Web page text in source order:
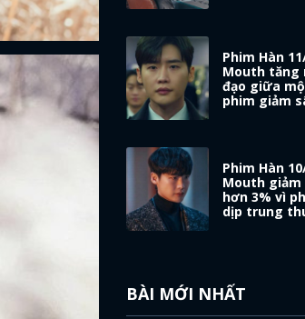
Phim Hàn
Mouth tăng
đạo giữa
phim giảm
Phim Hàn
Mouth giảm
hơn 3% vì
dịp trung
BÀI MỚI NHẤT